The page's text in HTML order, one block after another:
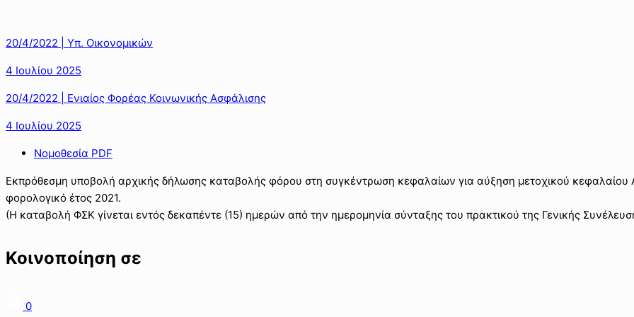
20/4/2022 | Υπ. Οικονομικών
4 Ιουλίου 2025
20/4/2022 | Ενιαίος Φορέας Κοινωνικής Ασφάλισης
4 Ιουλίου 2025
Νομοθεσία PDF
Εκπρόθεσμη υποβολή αρχικής δήλωσης καταβολής φόρου στη συγκέντρωση κεφαλαίων για αύξηση μετοχικού κεφαλαίου
φορολογικό έτος 2021.
(Η καταβολή ΦΣΚ γίνεται εντός δεκαπέντε (15) ημερών από την ημερομηνία σύνταξης του πρακτικού της Γενικής
Κοινοποίηση σε
0